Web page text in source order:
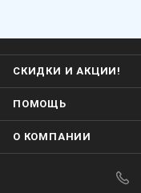
СКИДКИ И АКЦИИ!
ПОМОЩЬ
О КОМПАНИИ